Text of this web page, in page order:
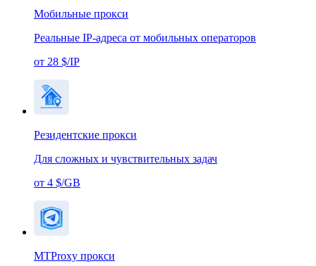
Мобильные прокси
Реальные IP-адреса от мобильных операторов
от 28 $/IP
Резидентские прокси
Для сложных и чувствительных задач
от 4 $/GB
MTProxy прокси